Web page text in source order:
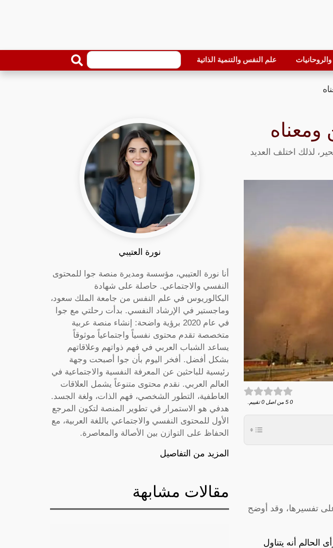
والروحانيات علم النفس والتنمية الذاتية
ومعناه
لذلك اختلف العديد
0
5 من اصل 0 تقييم.
تفسيرها، وقد أوضح
الحالم أنه يتناول
نورة العتيبي
أنا نورة العتيبي، مؤسسة ومديرة منصة جوا للمحتوى
النفسي والاجتماعي. حاصلة على شهادة
البكالوريوس في علم النفس من جامعة الملك سعود،
وماجستير في الإرشاد النفسي. بدأت رحلتي مع جوا
في عام 2020 برؤية واضحة: إنشاء منصة عربية
متخصصة تقدم محتوى نفسياً واجتماعياً موثوقاً
يساعد الشباب العربي في فهم ذواتهم وعلاقاتهم
بشكل أفضل. أفخر اليوم بأن جوا أصبحت وجهة
رئيسية للباحثين عن المعرفة النفسية والاجتماعية في
العالم العربي. نقدم محتوى متنوعاً يشمل العلاقات
العاطفية، التطور الشخصي، فهم الذات، ولغة الجسد.
هدفي هو الاستمرار في تطوير المنصة لتكون المرجع
الأول للمحتوى النفسي والاجتماعي باللغة العربية، مع
الحفاظ على التوازن بين الأصالة والمعاصرة.
المزيد من التفاصيل
مقالات مشابهة